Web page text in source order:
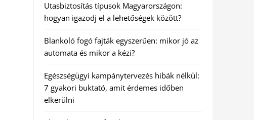
Utasbiztosítás típusok Magyarországon:
hogyan igazodj el a lehetőségek között?
Blankoló fogó fajták egyszerűen: mikor jó az
automata és mikor a kézi?
Egészségügyi kampánytervezés hibák nélkül:
7 gyakori buktató, amit érdemes időben
elkerülni